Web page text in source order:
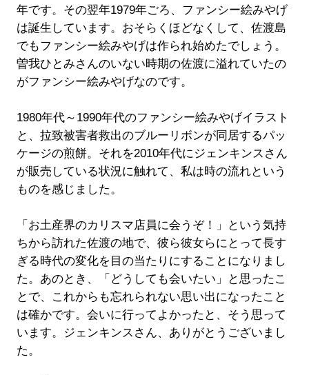
年です。その翌年1979年ごろ、ファンシー絵みやげ
は誕生しています。おそらくほどなくして、佐渡島
でもファンシー絵みやげは作られ始めたでしょう。
曽我ひとみさんのいない時期の佐渡に溢れていたの
がファンシー絵みやげなのです。
1980年代～1990年代のファンシー絵みやげイラスト
と、拉致被害者救出のブルーリボンが同居するパッ
ケージの煎餅。それを2010年代にジェンキンスさん
が販売している状況に触れて、私は時の流れという
ものを感じました。
「お土産界のカリスマ店員に会うぞ！」という気持
ちから訪れた佐渡の地で、彼ら彼女らにとって長す
ぎる時代の変化を目の当たりにすることになりまし
た。あのとき、「どうしても会いたい」と思ったこ
とで、これからも忘れられない思い出になったこと
は確かです。会いに行ってよかったと、そう思って
います。ジェンキンスさん、ありがとうございまし
た。